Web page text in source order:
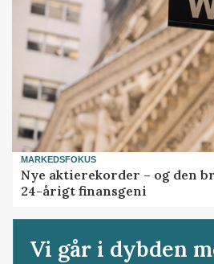
MARKEDSFOKUS
Nye aktierekorder – og den
24-årigt finansgeni
Vi går i dybden